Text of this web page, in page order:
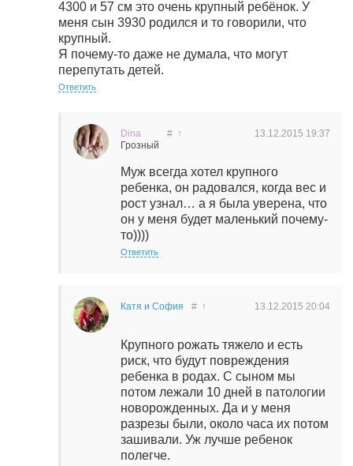
4300 и 57 см это очень крупный ребёнок. У
меня сын 3930 родился и то говорили, что
крупный.
Я почему-то даже не думала, что могут
перепутать детей.
Ответить
Dina
Грозный
13.12.2015 19:37
# ↑
Муж всегда хотел крупного
ребенка, он радовался, когда вес и
рост узнал… а я была уверена, что
он у меня будет маленький почему-
то))))
Ответить
Катя и София 13.12.2015 20:04
# ↑
Крупного рожать тяжело и есть
риск, что будут повреждения
ребенка в родах. С сыном мы
потом лежали 10 дней в патологии
новорожденных. Да и у меня
разрезы были, около часа их потом
зашивали. Уж лучше ребенок
полегче.